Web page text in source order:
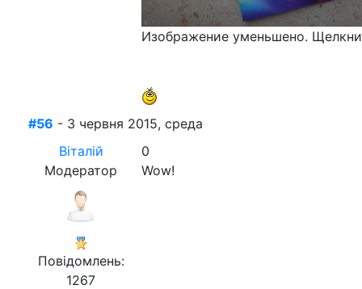
Изображение уменьшено.
#56 - 3 червня 2015, среда
Віталій
Модератор
Повідомлень:
1267
0
Wow!